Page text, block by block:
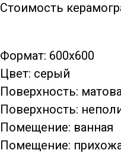
Стоимость
Формат: 600x600
Цвет: серый
Поверхность:
Поверхность:
Помещение: ванная
Помещение: